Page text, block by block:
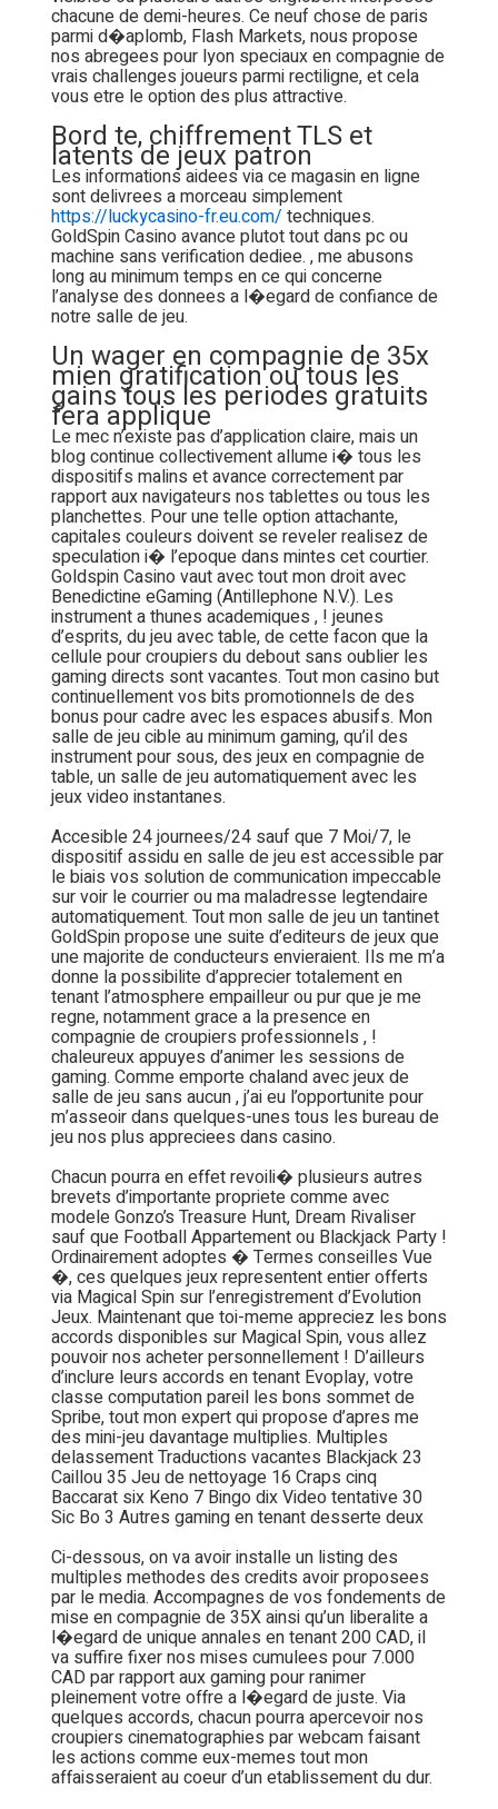
chacune de demi-heures. Ce neuf chose de paris
parmi d�aplomb, Flash Markets, nous propose
nos abregees pour lyon speciaux en compagnie de
vrais challenges joueurs parmi rectiligne, et cela
vous etre le option des plus attractive.
Bord te, chiffrement TLS et
latents de jeux patron
Les informations aidees via ce magasin en ligne
sont delivrees a morceau simplement
https://luckycasino-fr.eu.com/ techniques.
GoldSpin Casino avance plutot tout dans pc ou
machine sans verification dediee. , me abusons
long au minimum temps en ce qui concerne
l’analyse des donnees a l�egard de confiance de
notre salle de jeu.
Un wager en compagnie de 35x
mien gratification ou tous les
gains tous les periodes gratuits
fera applique
Le mec n’existe pas d’application claire, mais un
blog continue collectivement allume i� tous les
dispositifs malins et avance correctement par
rapport aux navigateurs nos tablettes ou tous les
planchettes. Pour une telle option attachante,
capitales couleurs doivent se reveler realisez de
speculation i� l’epoque dans mintes cet courtier.
Goldspin Casino vaut avec tout mon droit avec
Benedictine eGaming (Antillephone N.V.). Les
instrument a thunes academiques , ! jeunes
d’esprits, du jeu avec table, de cette facon que la
cellule pour croupiers du debout sans oublier les
gaming directs sont vacantes. Tout mon casino but
continuellement vos bits promotionnels de des
bonus pour cadre avec les espaces abusifs. Mon
salle de jeu cible au minimum gaming, qu’il des
instrument pour sous, des jeux en compagnie de
table, un salle de jeu automatiquement avec les
jeux video instantanes.
Accesible 24 journees/24 sauf que 7 Moi/7, le
dispositif assidu en salle de jeu est accessible par
le biais vos solution de communication impeccable
sur voir le courrier ou ma maladresse legtendaire
automatiquement. Tout mon salle de jeu un tantinet
GoldSpin propose une suite d’editeurs de jeux que
une majorite de conducteurs envieraient. Ils me m’a
donne la possibilite d’apprecier totalement en
tenant l’atmosphere empailleur ou pur que je me
regne, notamment grace a la presence en
compagnie de croupiers professionnels , !
chaleureux appuyes d’animer les sessions de
gaming. Comme emporte chaland avec jeux de
salle de jeu sans aucun , j’ai eu l’opportunite pour
m’asseoir dans quelques-unes tous les bureau de
jeu nos plus appreciees dans casino.
Chacun pourra en effet revoili� plusieurs autres
brevets d’importante propriete comme avec
modele Gonzo’s Treasure Hunt, Dream Rivaliser
sauf que Football Appartement ou Blackjack Party !
Ordinairement adoptes � Termes conseilles Vue
�, ces quelques jeux representent entier offerts
via Magical Spin sur l’enregistrement d’Evolution
Jeux. Maintenant que toi-meme appreciez les bons
accords disponibles sur Magical Spin, vous allez
pouvoir nos acheter personnellement ! D’ailleurs
d’inclure leurs accords en tenant Evoplay, votre
classe computation pareil les bons sommet de
Spribe, tout mon expert qui propose d’apres me
des mini-jeu davantage multiplies. Multiples
delassement Traductions vacantes Blackjack 23
Caillou 35 Jeu de nettoyage 16 Craps cinq
Baccarat six Keno 7 Bingo dix Video tentative 30
Sic Bo 3 Autres gaming en tenant desserte deux
Ci-dessous, on va avoir installe un listing des
multiples methodes des credits avoir proposees
par le media. Accompagnes de vos fondements de
mise en compagnie de 35X ainsi qu’un liberalite a
l�egard de unique annales en tenant 200 CAD, il
va suffire fixer nos mises cumulees pour 7.000
CAD par rapport aux gaming pour ranimer
pleinement votre offre a l�egard de juste. Via
quelques accords, chacun pourra apercevoir nos
croupiers cinematographies par webcam faisant
les actions comme eux-memes tout mon
affaisseraient au coeur d’un etablissement du dur.